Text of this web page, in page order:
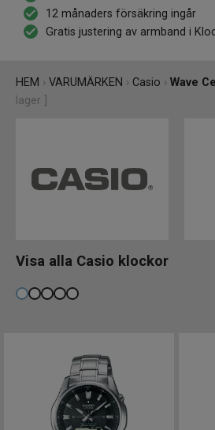
tid!
12 månaders försäkring ingår
Gratis justering av armband i
HEM › VARUMÄRKEN › Casio › Wave
lager ]
Visa alla Casio klockor